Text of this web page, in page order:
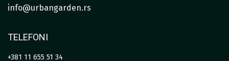
info@urbangarden.rs
TELEFONI
+381 11 655 51 34